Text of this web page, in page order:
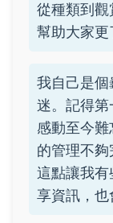
從種類到
幫助大家更
我自己是
迷。記得
感動至今
的管理不夠
這點讓我
享資訊，也